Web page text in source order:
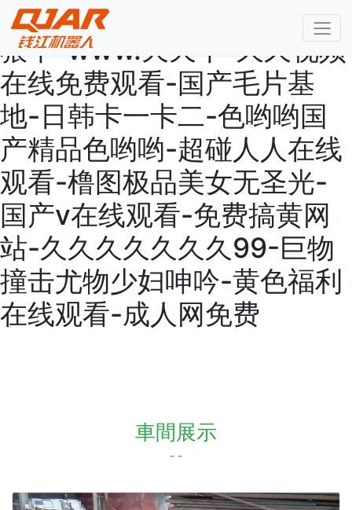
日韩av一区二区三区-亚洲狠
狠干-www.天天干-久久视频
在线免费观看-国产毛片基
地-日韩卡一卡二-色哟哟国
产精品色哟哟-超碰人人在线
观看-橹图极品美女无圣光-
国产v在线观看-免费搞黄网
站-久久久久久久久99-巨物
撞击尤物少妇呻吟-黄色福利
在线观看-成人网免费
車間展示
- -